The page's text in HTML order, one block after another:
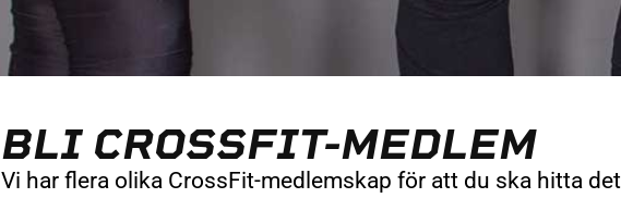
BLI CROSSFIT-MEDLEM
Vi har flera olika CrossFit-medlemskap för att du ska hitta